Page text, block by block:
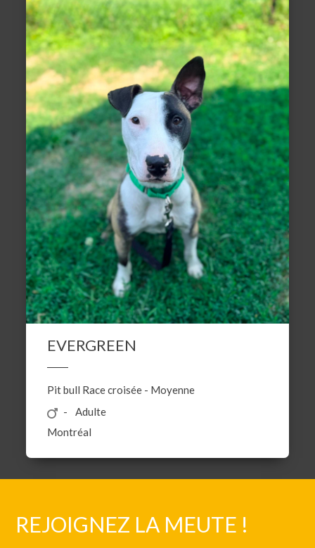
EVERGREEN
Pit bull Race croisée - Moyenne
Adulte
Montréal
REJOIGNEZ LA MEUTE !